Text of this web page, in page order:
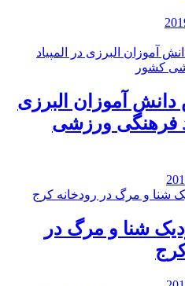
آموزان البرزی
فرهنگی ورزشی
شنا و مرگ در